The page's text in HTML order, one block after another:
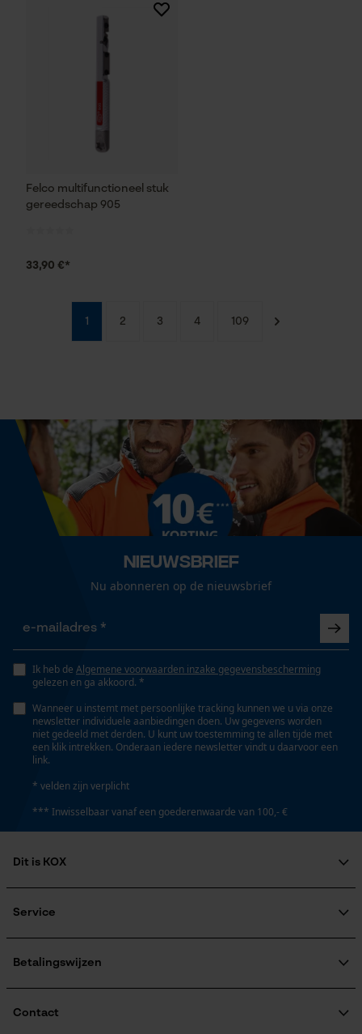
Felco multifunctioneel stuk
gereedschap 905
33,90 €*
1 2 3 4 109
Nieuwsbrief
Nu abonneren op de nieuwsbrief
Ik heb de Algemene voorwaarden inzake gegevensbescherming
gelezen en ga akkoord. *
Wanneer u instemt met persoonlijke tracking kunnen we u via onze
newsletter individuele aanbiedingen doen. Uw gegevens worden
niet gedeeld met derden. U kunt uw toestemming te allen tijde met
een klik intrekken. Onderaan iedere newsletter vindt u daarvoor een
link.
* velden zijn verplicht
*** Inwisselbaar vanaf een goederenwaarde van 100,- €
Dit is KOX
Maatschappelijke betrokkenheid
Aanmelding nieuwsbrief
Service
KOX catalogus
Verzendkosteninformatie
Betalingswijzen
Contact